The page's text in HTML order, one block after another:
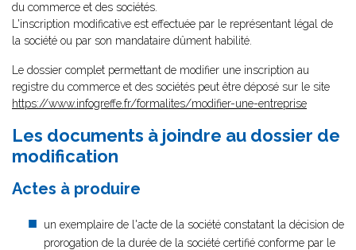
du commerce et des sociétés.
L'inscription modificative est effectuée par le représentant légal de
la société ou par son mandataire dûment habilité.
Le dossier complet permettant de modifier une inscription au
registre du commerce et des sociétés peut être déposé sur le site
https://www.infogreffe.fr/formalites/modifier-une-entreprise
Les documents à joindre au dossier de
modification
Actes à produire
un exemplaire de l'acte de la société constatant la décision de
prorogation de la durée de la société certifié conforme par le